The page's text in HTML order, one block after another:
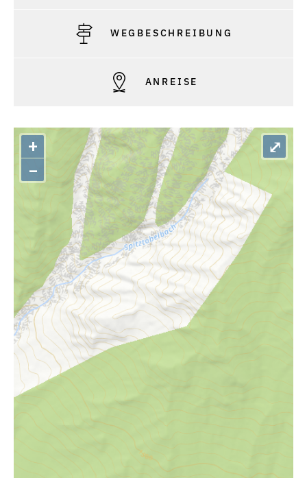
WEGBESCHREIBUNG
ANREISE
+
–
⤢